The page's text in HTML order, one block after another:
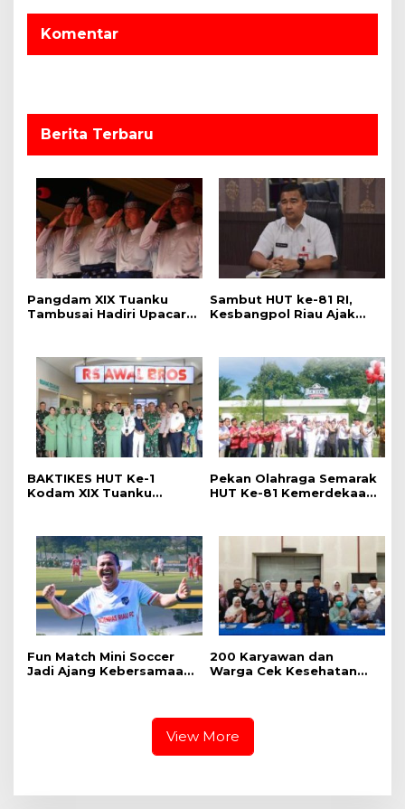
6
i
pKomentar
Berita Terbaru
Pangdam XIX Tuanku
Tambusai Hadiri Upacara
Sambut HUT ke-81 RI,
Kesbangpol Riau Ajak
BAKTIKES HUT Ke-1
Kodam XIX Tuanku
Operasi Gratis
Pekan Olahraga Semarak
HUT Ke-81 Kemerdekaan
Pegawai
Fun Match Mini Soccer
Jadi Ajang Kebersamaan
‎200 Karyawan dan
Warga Cek Kesehatan
View More